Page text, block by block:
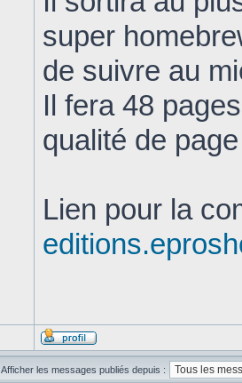
super
de suivre au
Il fera 48
qualité de
Lien pour la
Afficher les messages publiés depuis :